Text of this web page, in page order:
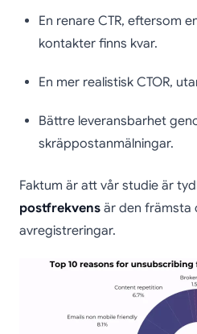
En renare CTR, eftersom
kontakter finns kvar.
En mer realistisk CTOR,
Bättre leveransbarhet
skräppostanmälningar.
Faktum är att vår studie är
postfrekvens är den främsta
avregistreringar.